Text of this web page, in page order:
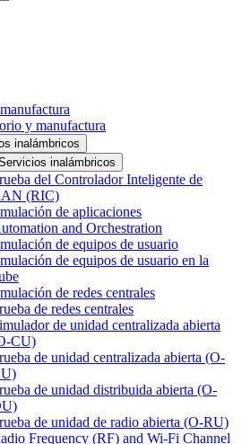
y manufactura
inalámbricos
inalámbricos
del Controlador Inteligente de
(RIC)
de aplicaciones
and Orchestration
de equipos de usuario
de equipos de usuario en la
de redes centrales
de redes centrales
de unidad centralizada abierta
CU)
de unidad centralizada abierta (O-
de unidad distribuida abierta (O-
de unidad de radio abierta (O-RU)
Frequency (RF) and Wi-Fi Channel